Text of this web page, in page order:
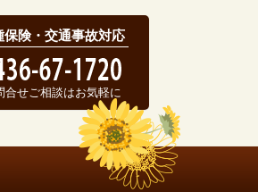
保険・交通事故対応
合せご相談はお気軽に